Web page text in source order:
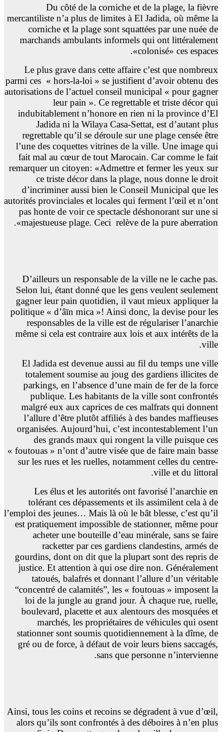
Du côté de la corniche et de la plage, la fièvre
mercantiliste n’a plus de limites à El Jadida, où même la
corniche et la plage sont squattées par une nuée de
marchands ambulants informels qui ont littéralement
«colonisé» ces espaces.
Le plus grave dans cette affaire c’est que nombreux
parmi ces « hors-la-loi » se justifient d’avoir obtenu des
autorisations de l’actuel conseil municipal « pour gagner
leur pain ». Ce regrettable et triste décor qui
indubitablement n’honore en rien ni la province d’El
Jadida ni la Wilaya Casa-Settat, est d’autant plus
regrettable qu’il se déroule sur une plage censée être
l’une des coquettes vitrines de la ville. Une image qui
fait mal au cœur de tout Marocain. Car comme le fait
remarquer un citoyen: «Admettre et fermer les yeux sur
ce triste décor dans la plage, nous donne le droit
d’incriminer aussi bien le Conseil Municipal que les
autorités provinciales et locales qui ferment l’œil et n’ont
pas honte de voir ce spectacle déshonorant sur une si
majestueuse plage. Ceci relève de la pure aberration».
D’ailleurs un responsable de la ville ne le cache pas.
Selon lui, étant donné que les gens veulent seulement
gagner leur pain quotidien, il vaut mieux appliquer la
politique « d’âïn mica »! Ainsi donc, la devise pour les
responsables de la ville est de régulariser l’anarchie
même si cela est contraire aux lois et aux intérêts de la
ville.
El Jadida est devenue aussi au fil du temps une ville
totalement soumise au joug des gardiens illicites de
parkings, en l’absence d’une main de fer de la force
publique. Les habitants de la ville sont confrontés
malgré eux aux caprices de ces malfrats qui donnent
l’allure d’être plutôt affiliés à des bandes maffieuses
organisées. Aujourd’hui, c’est incontestablement l’un
des grands maux qui rongent la ville puisque ces
« foutouas » n’ont d’autre visée que de faire main basse
sur les rues et les ruelles, notamment celles du centre-
ville et du littoral.
Les élus et les autorités ont favorisé l’anarchie en
tolérant ces dépassements et ils assimilent cela à de
l’emploi des jeunes… Mais là où le bât blesse, c’est qu’il
est pratiquement impossible de stationner, même pour
acheter une bouteille d’eau minérale, sans se faire
racketter par ces gardiens clandestins, armés de
gourdins, dont on dit que la plupart sont des repris de
justice. Et attention à qui ose dire non. Généralement
tatoués, balafrés et donnant l’allure d’un véritable
“concentré de calamités”, les « foutouas » imposent la
loi de la jungle au grand jour. À chaque rue, ruelle,
boulevard, placette et aux alentours des mosquées et
marchés, les propriétaires de véhicules qui osent
stationner sont soumis quotidiennement à la dîme, de
gré ou de force, à défaut de voir leurs biens saccagés,
sans que personne n’intervienne.
Ainsi, tous les coins et recoins se dégradent à vue d’œil,
alors qu’ils sont confrontés à des déboires à n’en plus